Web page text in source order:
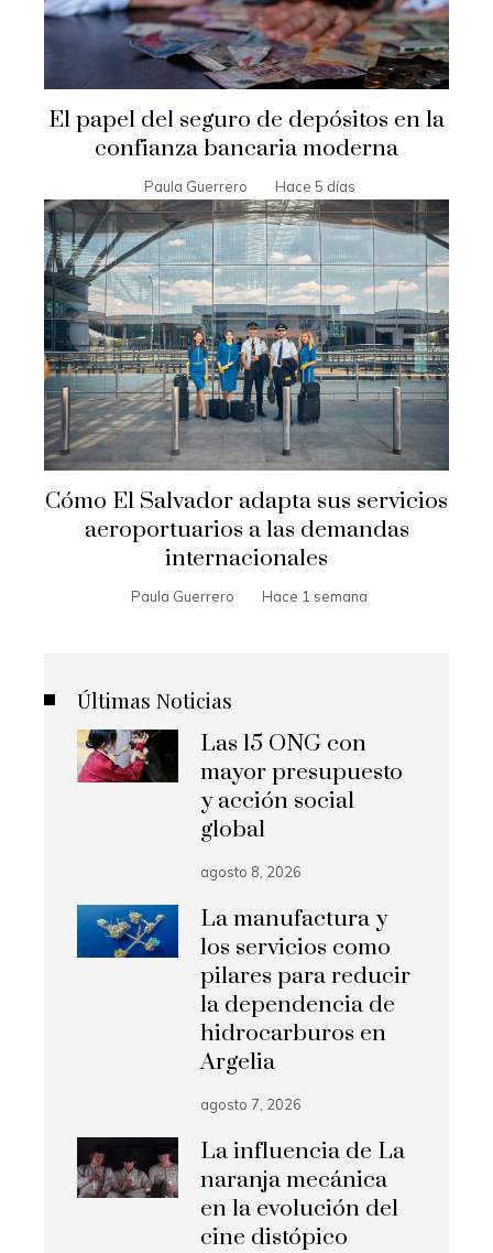
El papel del seguro de depósitos en la
confianza bancaria moderna
Paula Guerrero Hace 5 días
Cómo El Salvador adapta sus servicios
aeroportuarios a las demandas
internacionales
Paula Guerrero Hace 1 semana
Últimas Noticias
Las 15 ONG con
mayor presupuesto
y acción social
global
agosto 8, 2026
La manufactura y
los servicios como
pilares para reducir
la dependencia de
hidrocarburos en
Argelia
agosto 7, 2026
La influencia de La
naranja mecánica
en la evolución del
cine distópico